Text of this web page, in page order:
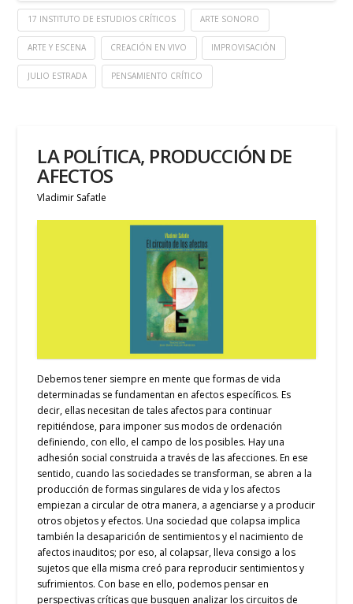
17 INSTITUTO DE ESTUDIOS CRÍTICOS ARTE SONORO
ARTE Y ESCENA CREACIÓN EN VIVO IMPROVISACIÓN
JULIO ESTRADA PENSAMIENTO CRÍTICO
LA POLÍTICA, PRODUCCIÓN DE
AFECTOS
Vladimir Safatle
Debemos tener siempre en mente que formas de vida
determinadas se fundamentan en afectos específicos. Es
decir, ellas necesitan de tales afectos para continuar
repitiéndose, para imponer sus modos de ordenación
definiendo, con ello, el campo de los posibles. Hay una
adhesión social construida a través de las afecciones.En ese
sentido, cuando las sociedades se transforman, se abren a la
producción de formas singulares de vida y los afectos
empiezan a circular de otra manera, a agenciarse y a producir
otros objetos y efectos.Una sociedad que colapsa implica
también la desaparición de sentimientos y el nacimiento de
afectos inauditos; por eso, al colapsar, lleva consigo a los
sujetos que ella misma creópara reproducir sentimientos y
sufrimientos. Con base en ello, podemos pensar en
perspectivas críticas que busquen analizar los circuitos de